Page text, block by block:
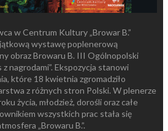
w Centrum Kultury „Browar B.”
wystawę poplenerową
obraz Browaru B. III Ogólnopolski
nagrodami”. Ekspozycja stanowi
które 18 kwietnia zgromadziło
z różnych stron Polski. W plenerze
życia, młodzież, dorośli oraz całe
wszystkich prac stała się
„Browaru B.”.